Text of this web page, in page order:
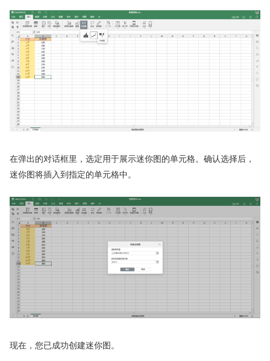
在弹出的对话框里，选定用于展示迷你图的单元格。确认选择后，
迷你图将插入到指定的单元格中。
现在，您已成功创建迷你图。